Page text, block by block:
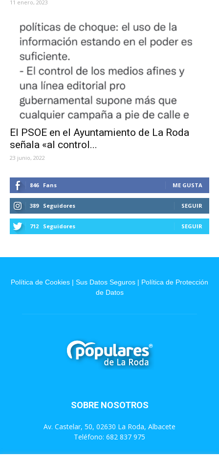
11 enero, 2023
El PSOE en el Ayuntamiento de La Roda
señala «al control...
23 junio, 2022
846 Fans ME GUSTA
389 Seguidores SEGUIR
712 Seguidores SEGUIR
Política de Cookies | Sus Datos Seguros | Política de Protección
de Datos
SOBRE NOSOTROS
Av. Castelar, 50, 02630 La Roda, Albacete
Teléfono: 682 837 975